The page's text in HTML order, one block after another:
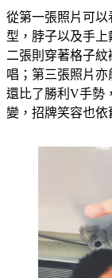
從第一張照片可
型，脖子以及手
二張則穿著格子
唱；第三張照片亦
還比了勝利V手勢
變，招牌笑容也依